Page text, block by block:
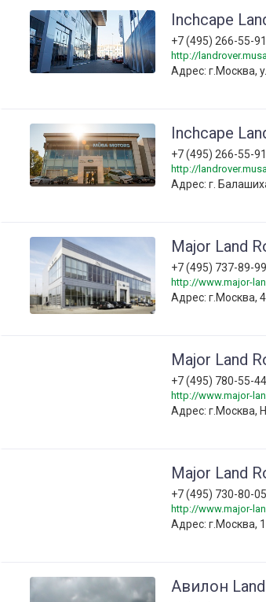
Inchcape
+7 (495) 266-55-91
http://
Адрес: г.Москва,
Inchcape
+7 (495) 266-55-91
http://
Адрес: г.
Major Land
+7 (495) 737-89-99
http://www.major-
Адрес: г.Москва,
Major Land
+7 (495) 780-55-44
http://www.major-
Адрес: г.Москва,
Major Land
+7 (495) 730-80-05
http://www.major-
Адрес: г.Москва,
Авилон